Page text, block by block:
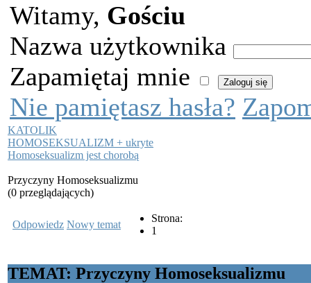
Witamy, Gościu
Nazwa użytkownika
Zapamiętaj mnie
Nie pamiętasz hasła?
KATOLIK
HOMOSEKSUALIZM + ukryte
Homoseksualizm jest chorobą
Przyczyny Homoseksualizmu
(0 przeglądających)
Odpowiedz Nowy temat
Strona:
1
TEMAT: Przyczyny Homoseksualizmu